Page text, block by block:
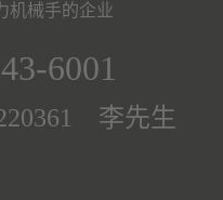
机械手的企业
6001
李先生